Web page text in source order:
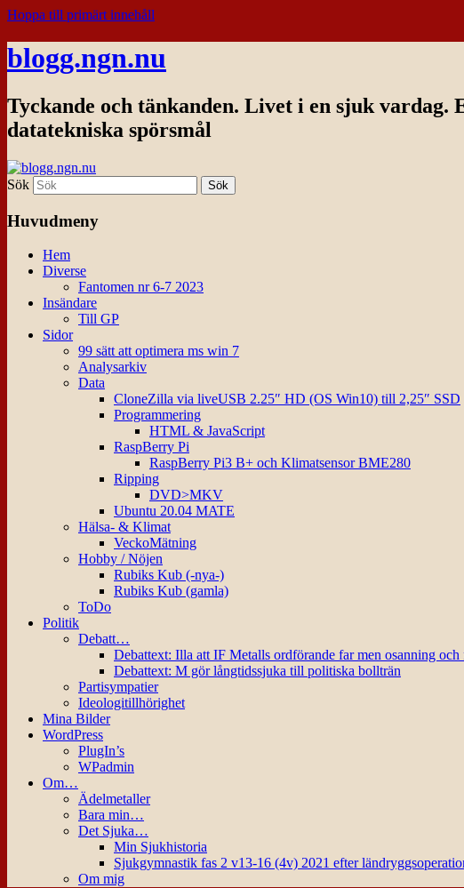
Hoppa till primärt innehåll
blogg.ngn.nu
Tyckande och tänkanden. Livet i en sjuk
datatekniska spörsmål
Sök
Huvudmeny
Hem
Diverse
Fantomen nr 6-7 2023
Insändare
Till GP
Sidor
99 sätt att optimera ms win 7
Analysarkiv
Data
CloneZilla via liveUSB 2.25″ HD (OS Win10) till 2,25″ SSD
Programmering
HTML & JavaScript
RaspBerry Pi
RaspBerry Pi3 B+ och Klimatsensor BME280
Ripping
DVD>MKV
Ubuntu 20.04 MATE
Hälsa- & Klimat
VeckoMätning
Hobby / Nöjen
Rubiks Kub (-nya-)
Rubiks Kub (gamla)
ToDo
Politik
Debatt…
Debattext: Illa att IF Metalls ordförande far men osanning och
Debattext: M gör långtidssjuka till politiska bollträn
Partisympatier
Ideologitillhörighet
Mina Bilder
WordPress
PlugIn’s
WPadmin
Om…
Ädelmetaller
Bara min…
Det Sjuka…
Min Sjukhistoria
Sjukgymnastik fas 2 v13-16 (4v) 2021 efter
Om mig